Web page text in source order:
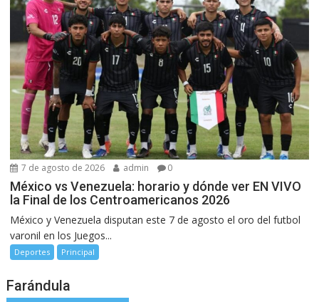
7 de agosto de 2026 admin 0
México vs Venezuela: horario y dónde ver EN VIVO
la Final de los Centroamericanos 2026
México y Venezuela disputan este 7 de agosto el oro del futbol
varonil en los Juegos...
Deportes Principal
Farándula